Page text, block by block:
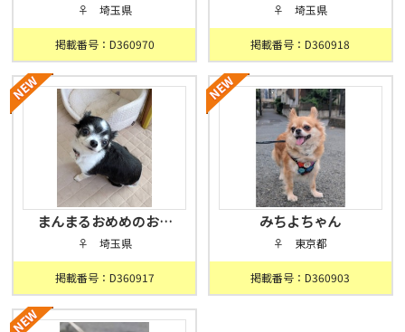
♀ 埼玉県
掲載番号：D360970
♀ 埼玉県
掲載番号：D360918
まんまるおめめのお…
♀ 埼玉県
掲載番号：D360917
みちよちゃん
♀ 東京都
掲載番号：D360903